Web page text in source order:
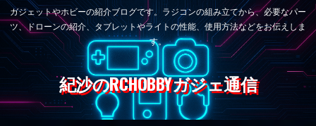
ガジェットやホビーの紹介ブログです。ラジコンの組み立てから、必要なパー
ツ、ドローンの紹介、タブレットやライトの性能、使用方法などをお伝えしま
す。
紀沙のRCHOBBYガジェ通信